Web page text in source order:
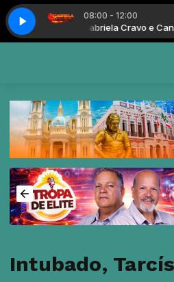
08:00 - 12:00
Gabriela Gabriela Cravo e Canela
Intubado,